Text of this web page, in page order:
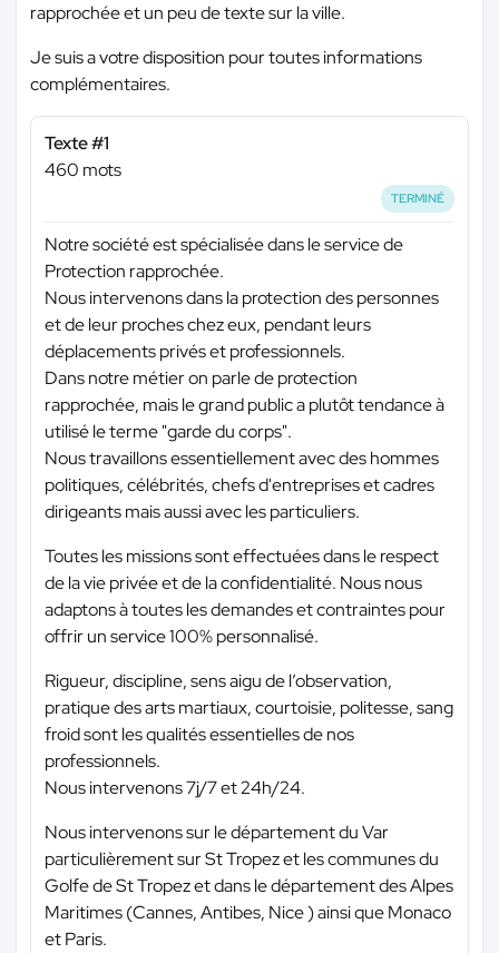
rapprochée et un peu de texte sur la ville.
Je suis a votre disposition pour toutes informations
complémentaires.
Texte #1
460 mots
TERMINÉ
Notre société est spécialisée dans le service de
Protection rapprochée.
Nous intervenons dans la protection des personnes
et de leur proches chez eux, pendant leurs
déplacements privés et professionnels.
Dans notre métier on parle de protection
rapprochée, mais le grand public a plutôt tendance à
utilisé le terme "garde du corps".
Nous travaillons essentiellement avec des hommes
politiques, célébrités, chefs d'entreprises et cadres
dirigeants mais aussi avec les particuliers.
Toutes les missions sont effectuées dans le respect
de la vie privée et de la confidentialité. Nous nous
adaptons à toutes les demandes et contraintes pour
offrir un service 100% personnalisé.
Rigueur, discipline, sens aigu de l’observation,
pratique des arts martiaux, courtoisie, politesse, sang
froid sont les qualités essentielles de nos
professionnels.
Nous intervenons 7j/7 et 24h/24.
Nous intervenons sur le département du Var
particulièrement sur St Tropez et les communes du
Golfe de St Tropez et dans le département des Alpes
Maritimes (Cannes, Antibes, Nice ) ainsi que Monaco
et Paris.